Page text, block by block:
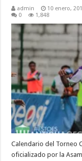
admin 10 enero,
0
1,848
Calendario del Torneo
oficializado por la